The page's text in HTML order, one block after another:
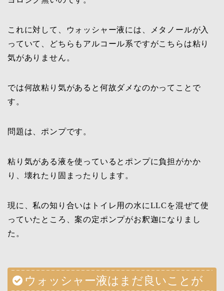
これに対して、ウォッシャー液には、メタノールが入
っていて、どちらもアルコール系ですがこちらは粘り
気がありません。
では何故粘り気があると何故ダメなのかってことで
す。
問題は、ポンプです。
粘り気がある液を使っているとポンプに負担がかか
り、壊れたり固まったりします。
現に、私の知り合いはトイレ用の水にLLCを混ぜて使
っていたところ、案の定ポンプがお釈迦になりまし
た。
ウォッシャー液はまだ良いことが